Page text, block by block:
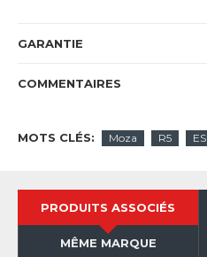
GARANTIE
COMMENTAIRES
MOTS CLÉS: Moza R5 ES
PRODUITS ASSOCIÉS
MÊME MARQUE